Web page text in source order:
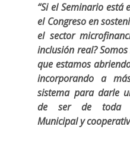
“Si el Seminario está
el Congreso en
el sector
inclusión real?
que estamos
incorporando a
sistema para darle
de ser de toda
Municipal y